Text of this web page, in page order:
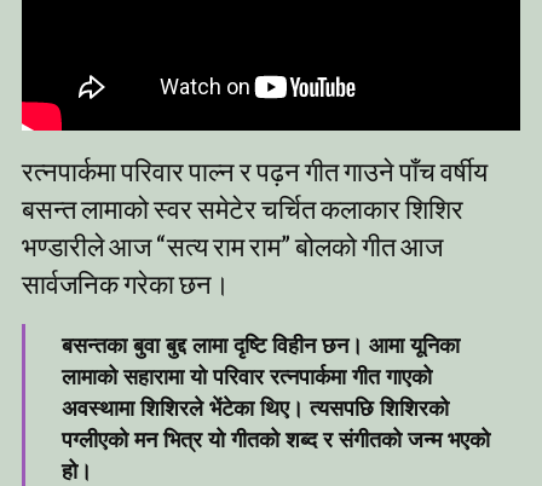
रत्नपार्कमा परिवार पाल्न र पढ़न गीत गाउने पाँच वर्षीय
बसन्त लामाको स्वर समेटेर चर्चित कलाकार शिशिर
भण्डारीले आज “सत्य राम राम” बोलको गीत आज
सार्वजनिक गरेका छन।
बसन्तका बुवा बुद्द लामा दृष्टि विहीन छन। आमा यूनिका
लामाको सहारामा यो परिवार रत्नपार्कमा गीत गाएको
अवस्थामा शिशिरले भेंटेका थिए। त्यसपछि शिशिरको
पग्लीएको मन भित्र यो गीतको शब्द र संगीतको जन्म भएको
हो।